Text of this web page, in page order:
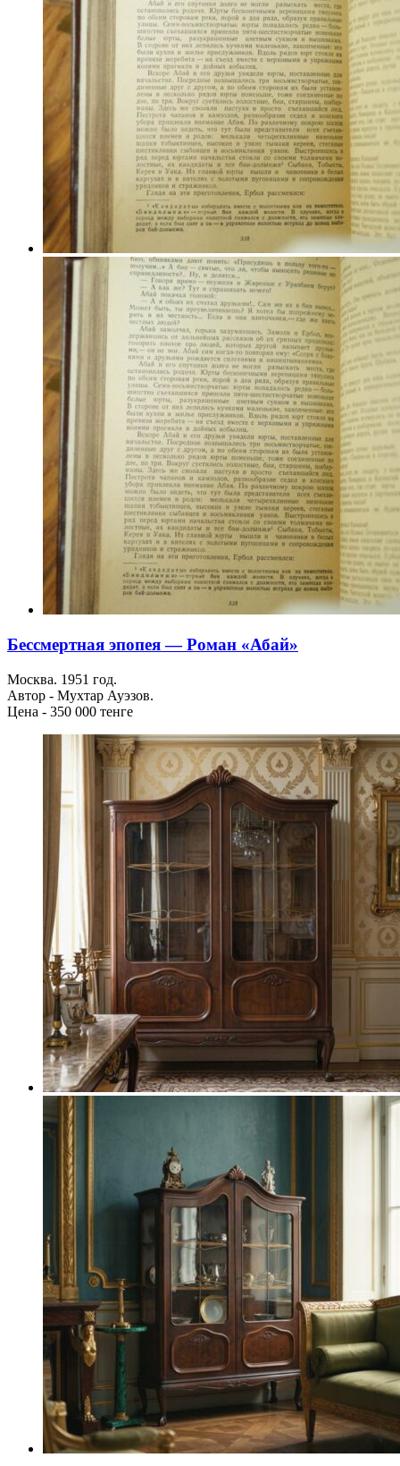
Бессмертная эпопея — Роман «Абай»
Москва. 1951 год.
Автор - Мухтар Ауэзов.
Цена - 350 000 тенге